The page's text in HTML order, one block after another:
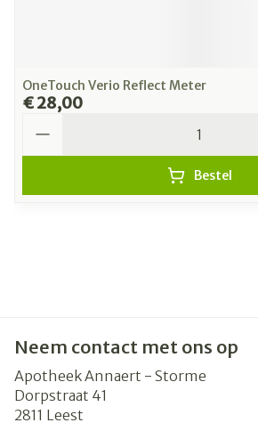
OneTouch Verio Reflect Meter
€ 28,00
Bestel
Neem contact met ons op
Apotheek Annaert - Storme
Dorpstraat 41
2811 Leest